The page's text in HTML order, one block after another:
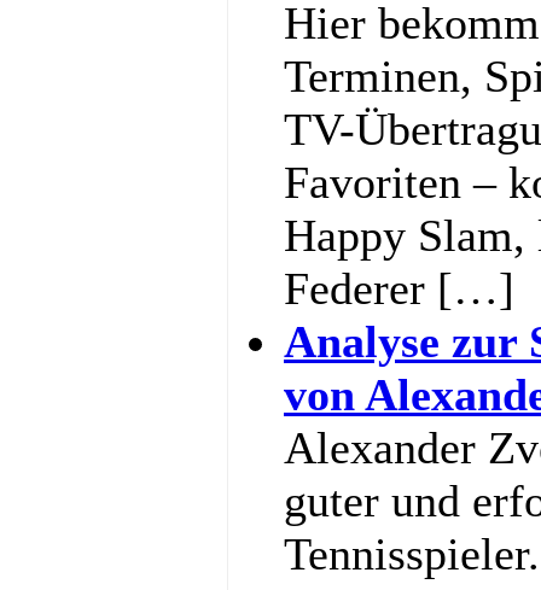
Hier
Terminen,
TV-
Favoriten –
Happy Slam,
Federer […]
Analyse zur
von
Alexander
guter und